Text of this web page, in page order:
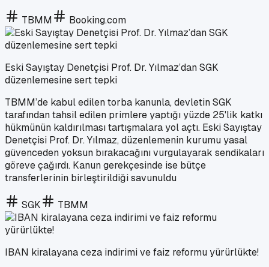
TBMM Booking.com
Eski Sayıştay Denetçisi Prof. Dr. Yılmaz’dan SGK
düzenlemesine sert tepki
TBMM’de kabul edilen torba kanunla, devletin SGK
tarafından tahsil edilen primlere yaptığı yüzde 25'lik katkı
hükmünün kaldırılması tartışmalara yol açtı. Eski Sayıştay
Denetçisi Prof. Dr. Yılmaz, düzenlemenin kurumu yasal
güvenceden yoksun bırakacağını vurgulayarak sendikaları
göreve çağırdı. Kanun gerekçesinde ise bütçe
transferlerinin birleştirildiği savunuldu
SGK TBMM
IBAN kiralayana ceza indirimi ve faiz reformu yürürlükte!